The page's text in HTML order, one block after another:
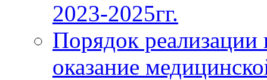
2023-2025гг.
Порядок реализации
оказание